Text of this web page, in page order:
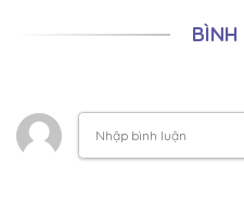
sống rực rỡ như ánh mặt
CHƯƠNG 169 23/07/
CHƯƠNG 167
CHƯƠNG 166 23/07/
BÌNH